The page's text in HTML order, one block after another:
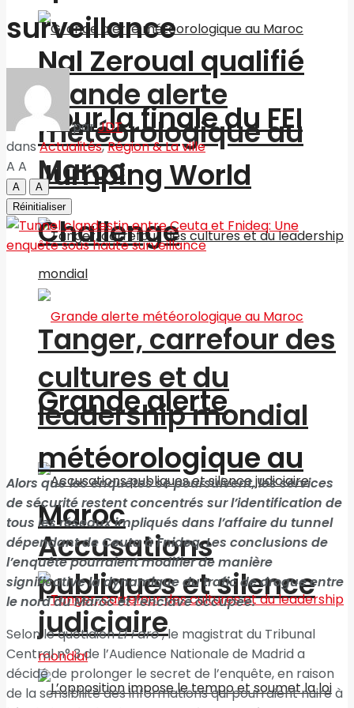
Grande alerte
météorologique au
Maroc
Tanger, carrefour des
cultures et du
leadership mondial
Accusations
publiques et silence
judiciaire
Nal Zeroual qualifié
pour la finale du FEI
Jumping World
Challenge
Grande alerte
météorologique au
Maroc
surveillance
parJDT
dans Actualités,Région & La ville
A A
A
A
Réinitialiser
Alors que les enquêtes se poursuivent, les services
de sécurité restent concentrés sur l’identification de
tous les réseaux impliqués dans l’affaire du tunnel
dépendant de Ceuta à Fnideq. Les conclusions de
l’enquête pourraient modifier de manière
significative la dynamique du trafic de drogue entre
le nord du Maroc et l’enclave occupée.
Selon le quotidienEl Faro, le magistrat du Tribunal
Central n° 3 de l’Audience Nationale de Madrid a
décidé de prolonger le secret de l’enquête, en raison
de la sensibilité des informations qui pourraient nuire à